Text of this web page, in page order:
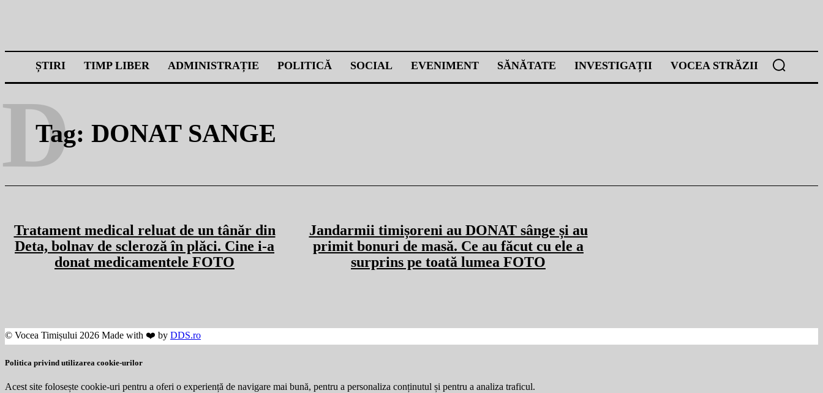
ȘTIRI TIMP LIBER ADMINISTRAȚIE POLITICĂ SOCIAL EVENIMENT SĂNĂTATE INVESTIGAȚII VOCEA STRĂZII
Tag: DONAT SANGE
D
Tratament medical reluat de un tânăr din
Deta, bolnav de scleroză în plăci. Cine i-a
donat medicamentele FOTO
Jandarmii timișoreni au DONAT sânge și au
primit bonuri de masă. Ce au făcut cu ele a
surprins pe toată lumea FOTO
© Vocea Timișului 2026 Made with ❤️ by DDS.ro
Politica privind utilizarea cookie-urilor
Acest site folosește cookie-uri pentru a oferi o experiență de navigare mai bună, pentru a personaliza conținutul și pentru a analiza traficul.